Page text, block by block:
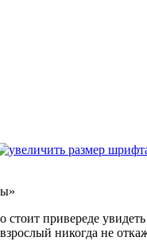
привереде
никогда не